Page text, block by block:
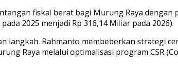
fiskal berat bagi Murung Raya
2025 menjadi Rp 316,14 Miliar pada 2026).
langkah. Rahmanto membeberkan strategi
Raya melalui optimalisasi program CSR